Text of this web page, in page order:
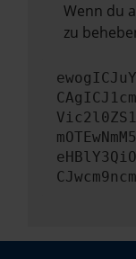
Wenn du
zu